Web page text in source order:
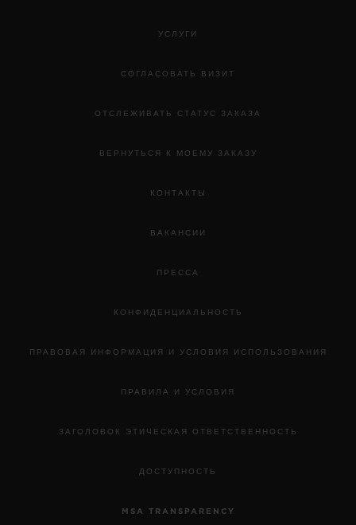
УСЛУГИ
СОГЛАСОВАТЬ ВИЗИТ
ОТСЛЕЖИВАТЬ СТАТУС ЗАКАЗА
ВЕРНУТЬСЯ К МОЕМУ ЗАКАЗУ
КОНТАКТЫ
ВАКАНСИИ
ПРЕССА
КОНФИДЕНЦИАЛЬНОСТЬ
ПРАВОВАЯ ИНФОРМАЦИЯ И УСЛОВИЯ ИСПОЛЬЗОВАНИЯ
ПРАВИЛА И УСЛОВИЯ
ЗАГОЛОВОК ЭТИЧЕСКАЯ ОТВЕТСТВЕННОСТЬ
ДОСТУПНОСТЬ
MSA TRANSPARENCY